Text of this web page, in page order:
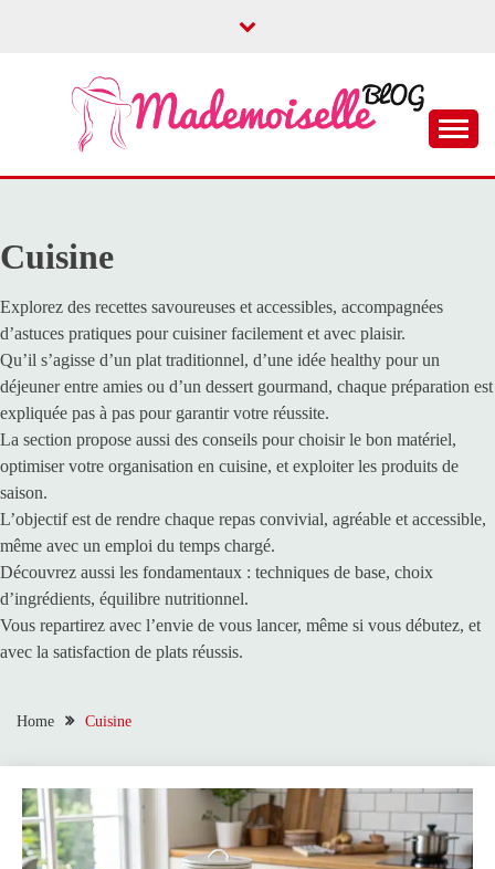
MADEMOISELLE
Cuisine
Explorez des recettes savoureuses et accessibles, accompagnées
d’astuces pratiques pour cuisiner facilement et avec plaisir.
Qu’il s’agisse d’un plat traditionnel, d’une idée healthy pour un
déjeuner entre amies ou d’un dessert gourmand, chaque préparation est
expliquée pas à pas pour garantir votre réussite.
La section propose aussi des conseils pour choisir le bon matériel,
optimiser votre organisation en cuisine, et exploiter les produits de
saison.
L’objectif est de rendre chaque repas convivial, agréable et accessible,
même avec un emploi du temps chargé.
Découvrez aussi les fondamentaux : techniques de base, choix
d’ingrédients, équilibre nutritionnel.
Vous repartirez avec l’envie de vous lancer, même si vous débutez, et
avec la satisfaction de plats réussis.
Home Cuisine